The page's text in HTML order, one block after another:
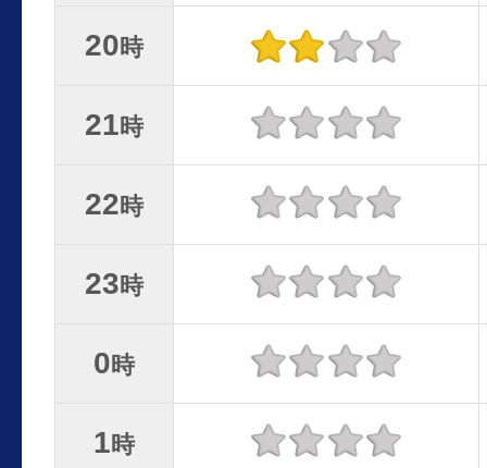
20時
21時
22時
23時
0時
1時